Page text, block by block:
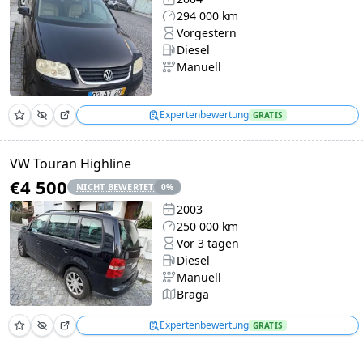
294 000 km
Vorgestern
Diesel
Manuell
Expertenbewertung GRATIS
VW Touran Highline
€4 500 NICHT BEWERTET 0%
2003
250 000 km
Vor 3 tagen
Diesel
Manuell
Braga
Expertenbewertung GRATIS